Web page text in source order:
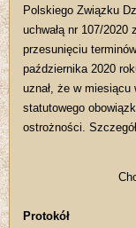
Polskiego Związku
uchwałą nr 107/2020
przesunięciu
października 2020
uznał, że w
statutowego
ostrożności.
Chocianów
Protokół